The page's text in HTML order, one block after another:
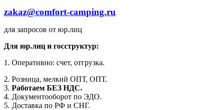
zakaz@comfort-camping.ru
для запросов от юр.лиц
Для юр.лиц и госструктур:
1. Оперативно: счет, отгрузка.
2. Розница, мелкий ОПТ, ОПТ.
3. Работаем БЕЗ НДС.
4. Документооборот по ЭДО.
5. Доставка по РФ и СНГ.